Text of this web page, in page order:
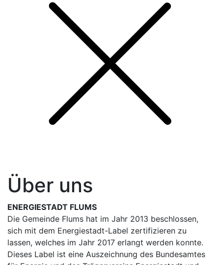
Über uns
ENERGIESTADT FLUMS
Die Gemeinde Flums hat im Jahr 2013 beschlossen,
sich mit dem Energiestadt-Label zertifizieren zu
lassen, welches im Jahr 2017 erlangt werden konnte.
Dieses Label ist eine Auszeichnung des Bundesamtes